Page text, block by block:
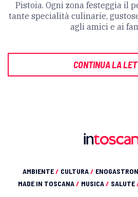
Pistoia. Ogni zona festeggia il
tante specialità culinarie,
agli amici e ai
CONTINUA LA
AMBIENTE/ CULTURA/
MADE IN TOSCANA/ MUSICA/ SALUTE